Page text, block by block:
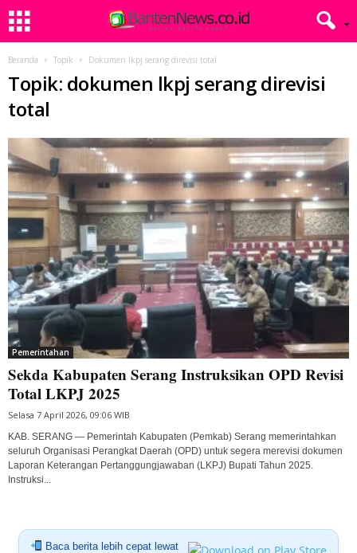
Beranda Topik Dokumen lkpj serang direvisi total
Topik: dokumen lkpj serang direvisi
total
Pemerintahan
Sekda Kabupaten Serang Instruksikan OPD Revisi
Total LKPJ 2025
Selasa 7 April 2026, 09:06 WIB
KAB. SERANG — Pemerintah Kabupaten (Pemkab) Serang memerintahkan
seluruh Organisasi Perangkat Daerah (OPD) untuk segera merevisi dokumen
Laporan Keterangan Pertanggungjawaban (LKPJ) Bupati Tahun 2025.
Instruksi...
Baca berita lebih cepat lewat